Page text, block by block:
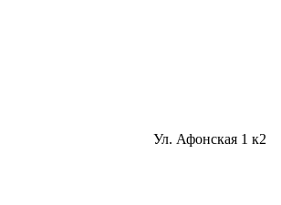
Ул. Афонская 1 к2